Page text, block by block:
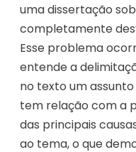
uma dissertação
completamente
Esse problema
entende a
no texto um
tem relação com a
das principais
ao tema, o que